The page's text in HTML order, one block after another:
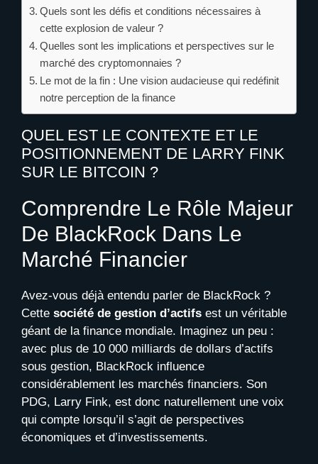
Quels sont les défis et conditions nécessaires à
cette explosion de valeur ?
Quelles sont les implications et perspectives sur le
marché des cryptomonnaies ?
Le mot de la fin : Une vision audacieuse qui redéfinit
notre perception de la finance
QUEL EST LE CONTEXTE ET LE
POSITIONNEMENT DE LARRY FINK
SUR LE BITCOIN ?
Comprendre Le Rôle Majeur
De BlackRock Dans Le
Marché Financier
Avez-vous déjà entendu parler de BlackRock ?
Cette société de gestion d’actifs est un véritable
géant de la finance mondiale. Imaginez un peu :
avec plus de 10 000 milliards de dollars d’actifs
sous gestion, BlackRock influence
considérablement les marchés financiers. Son
PDG, Larry Fink, est donc naturellement une voix
qui compte lorsqu’il s’agit de perspectives
économiques et d’investissements.